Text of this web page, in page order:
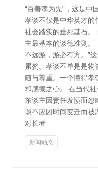
“百善孝为先”，这是中
孝谈不仅是中华英才的
社会踏实的垂死基石。
主最基本的谈德准则。
不远游，游必有方。”
累赘。孝谈不单是是物
随与尊重。一个懂得孝
和感德之心。 在当代
东谈主因责任发愤而忽
谈不应因时间变迁而被
对长者
新闻动态